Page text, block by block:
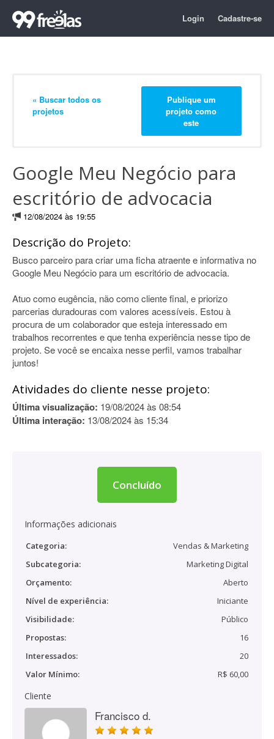
Login Cadastre-se
« Buscar todos os
projetos
Publique um
projeto como
este
Google Meu Negócio para
escritório de advocacia
12/08/2024 às 19:55
Descrição do Projeto:
Busco parceiro para criar uma ficha atraente e informativa no
Google Meu Negócio para um escritório de advocacia.
Atuo como eugência, não como cliente final, e priorizo
parcerias duradouras com valores acessíveis. Estou à
procura de um colaborador que esteja interessado em
trabalhos recorrentes e que tenha experiência nesse tipo de
projeto. Se você se encaixa nesse perfil, vamos trabalhar
juntos!
Atividades do cliente nesse projeto:
Última visualização: 19/08/2024 às 08:54
Última interação: 13/08/2024 às 15:34
Concluído
Informações adicionais
Categoria:
Vendas & Marketing
Subcategoria:
Marketing Digital
Orçamento:
Aberto
Nível de experiência:
Iniciante
Visibilidade:
Público
Propostas:
16
Interessados:
20
Valor Mínimo:
R$ 60,00
Cliente
Francisco d.